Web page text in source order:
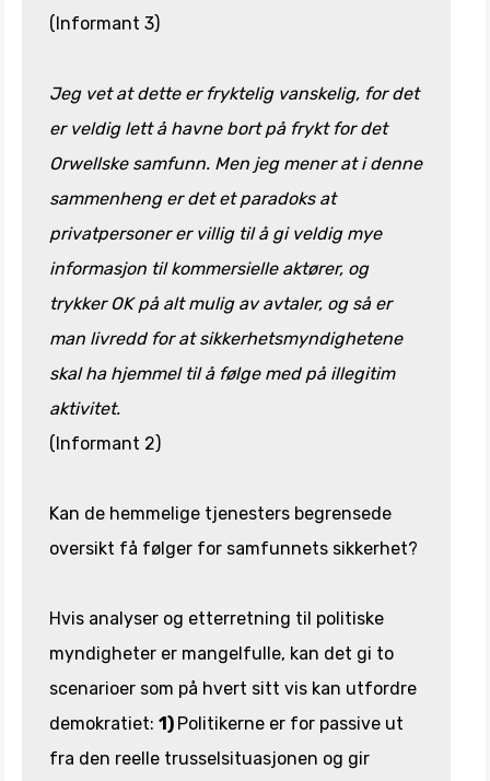
(Informant 3)
Jeg vet at dette er fryktelig vanskelig, for det
er veldig lett å havne bort på frykt for det
Orwellske samfunn. Men jeg mener at i denne
sammenheng er det et paradoks at
privatpersoner er villig til å gi veldig mye
informasjon til kommersielle aktører, og
trykker OK på alt mulig av avtaler, og så er
man livredd for at sikkerhetsmyndighetene
skal ha hjemmel til å følge med på illegitim
aktivitet.
(Informant 2)
Kan de hemmelige tjenesters begrensede
oversikt få følger for samfunnets sikkerhet?
Hvis analyser og etterretning til politiske
myndigheter er mangelfulle, kan det gi to
scenarioer som på hvert sitt vis kan utfordre
demokratiet: 1) Politikerne er for passive ut
fra den reelle trusselsituasjonen og gir